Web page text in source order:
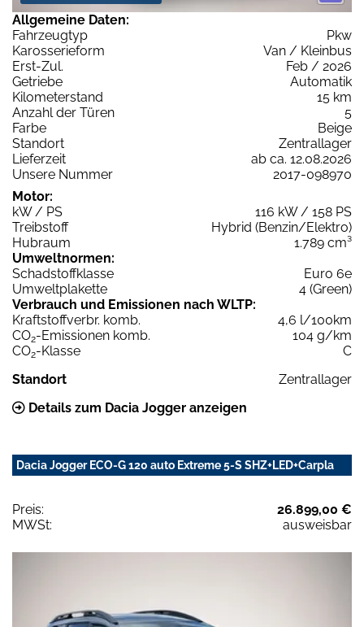
Allgemeine Daten:
Fahrzeugtyp
Pkw
Karosserieform
Van / Kleinbus
Erst-Zul.
Feb / 2026
Getriebe
Automatik
Kilometerstand
15 km
Anzahl der Türen
5
Farbe
Beige
Standort
Zentrallager
Lieferzeit
ab ca. 12.08.2026
Unsere Nummer
2017-098970
Motor:
kW / PS
116 kW / 158 PS
Treibstoff
Hybrid (Benzin/Elektro)
Hubraum
1.789 cm³
Umweltnormen:
Schadstoffklasse
Euro 6e
Umweltplakette
4 (Green)
Verbrauch und Emissionen nach WLTP:
Kraftstoffverbr. komb.
4,6 l/100km
CO2-Emissionen komb.
104 g/km
CO2-Klasse
C
Standort
Zentrallager
Details zum Dacia Jogger anzeigen
Dacia Jogger ECO-G 120 auto Extreme 5-S SHZ+LED+Carpla
Preis:
26.899,00 €
MWSt:
ausweisbar